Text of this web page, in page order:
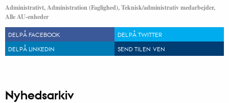
Administrativt, Administration (Faglighed), Teknisk/administrativ medarbejder,
Alle AU-enheder
DEL PÅ FACEBOOK
DEL PÅ TWITTER
DEL PÅ LINKEDIN
SEND TIL EN VEN
Nyhedsarkiv